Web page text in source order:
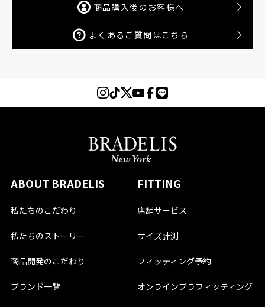
商品購入後のお客様へ
よくあるご質問はこちら
ABOUT BRADELIS
私たちのこだわり
私たちのストーリー
商品開発のこだわり
ブランド一覧
FITTING
店舗サービス
サイズ計測
フィッティング予約
オンラインブラフィッティング